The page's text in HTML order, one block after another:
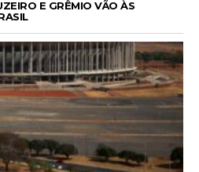
E GRÊMIO VÃO ÀS